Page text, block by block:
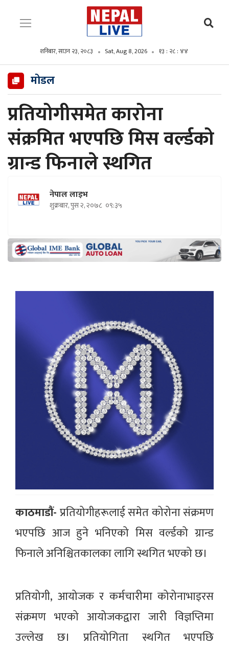
शनिबार, साउन २३, २०८३ Sat, Aug 8, 2026 १३ : २८ : ४५
मोडल
प्रतियोगीसमेत कारोना
संक्रमित भएपछि मिस वर्ल्डको
ग्रान्ड फिनाले स्थगित
नेपाल लाइभ
शुक्रबार, पुस २, २०७८ ०९:३५
काठमाडौं-प्रतियोगीहरूलाई समेत कोरोना संक्रमण
भएपछि आज हुने भनिएको मिस वर्ल्डको ग्रान्ड
फिनाले अनिश्चितकालका लागि स्थगित भएको छ।
प्रतियोगी, आयोजक र कर्मचारीमा कोरोनाभाइरस
संक्रमण भएको आयोजकद्वारा जारी विज्ञप्तिमा
उल्लेख छ। प्रतियोगिता स्थगित भएपछि